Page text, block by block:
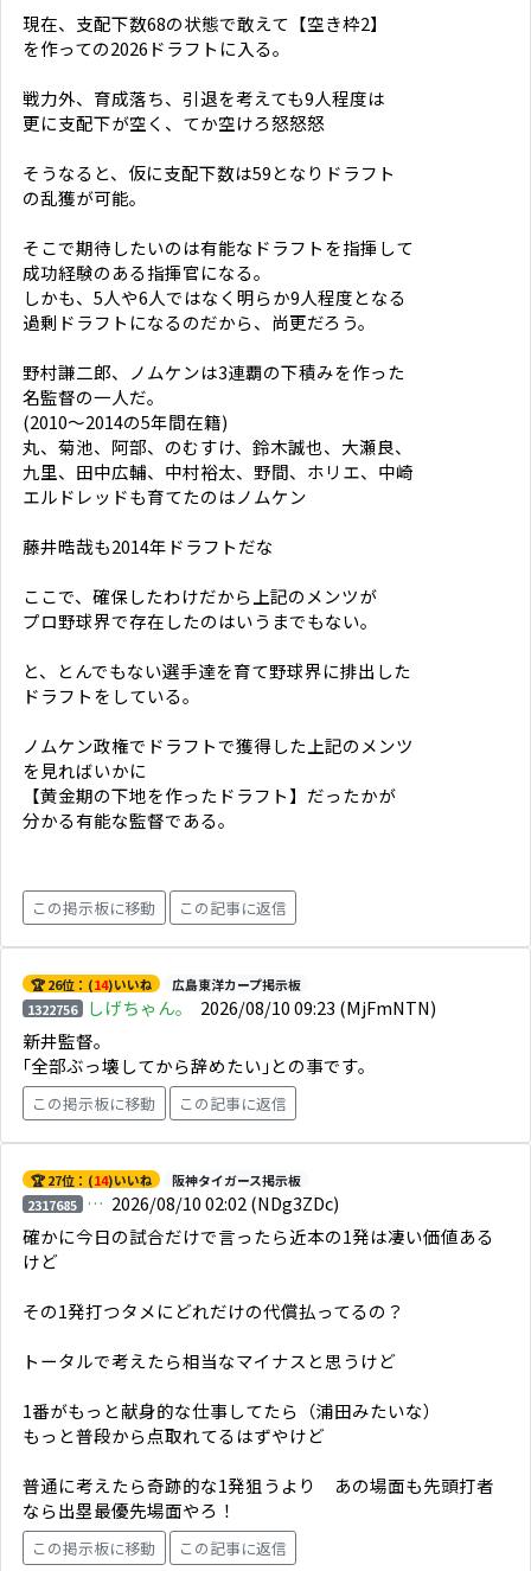
現在、支配下数68の状態で敢えて【空き枠2】
を作っての2026ドラフトに入る。
戦力外、育成落ち、引退を考えても9人程度は
更に支配下が空く、てか空けろ怒怒怒
そうなると、仮に支配下数は59となりドラフト
の乱獲が可能。
そこで期待したいのは有能なドラフトを指揮して
成功経験のある指揮官になる。
しかも、5人や6人ではなく明らか9人程度となる
過剰ドラフトになるのだから、尚更だろう。
野村謙二郎、ノムケンは3連覇の下積みを作った
名監督の一人だ。
(2010〜2014の5年間在籍)
丸、菊池、阿部、のむすけ、鈴木誠也、大瀬良、
九里、田中広輔、中村裕太、野間、ホリエ、中崎
エルドレッドも育てたのはノムケン
藤井晧哉も2014年ドラフトだな
ここで、確保したわけだから上記のメンツが
プロ野球界で存在したのはいうまでもない。
と、とんでもない選手達を育て野球界に排出した
ドラフトをしている。
ノムケン政権でドラフトで獲得した上記のメンツ
を見ればいかに
【黄金期の下地を作ったドラフト】だったかが
分かる有能な監督である。
この掲示板に移動 この記事に返信
🏆 26位：(14)いいね
広島東洋カープ掲示板
1322756
しげちゃん。 2026/08/10 09:23 (MjFmNTN)
新井監督。
｢全部ぶっ壊してから辞めたい｣との事です。
この掲示板に移動 この記事に返信
🏆 27位：(14)いいね
阪神タイガース掲示板
2317685 … 2026/08/10 02:02(NDg3ZDc)
確かに今日の試合だけで言ったら近本の1発は凄い価値ある
けど
その1発打つタメにどれだけの代償払ってるの？
トータルで考えたら相当なマイナスと思うけど
1番がもっと献身的な仕事してたら（浦田みたいな）
もっと普段から点取れてるはずやけど
普通に考えたら奇跡的な1発狙うより あの場面も先頭打者
なら出塁最優先場面やろ！
この掲示板に移動 この記事に返信